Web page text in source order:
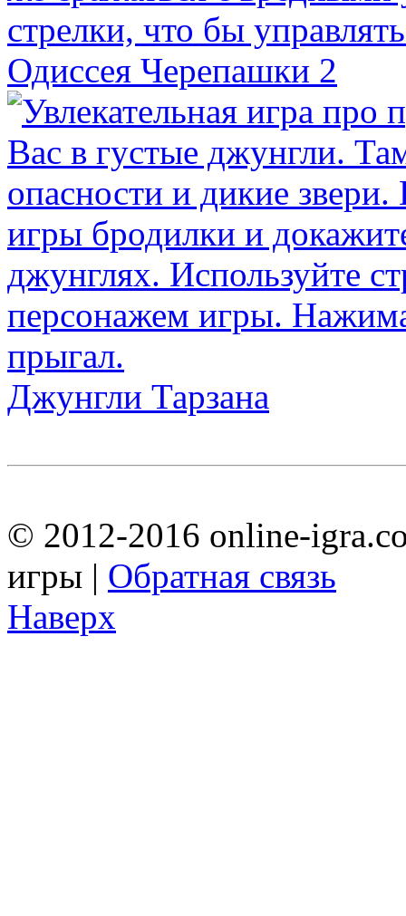
Одиссея Черепашки 2
Джунгли Тарзана
© 2012-2016 online-
игры | Обратная связь
Наверх